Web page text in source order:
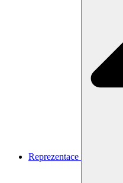
Reprezentace